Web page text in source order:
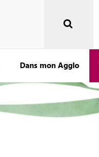
Dans mon Agglo